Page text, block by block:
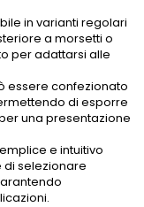
in varianti regolari
a morsetti o
per adattarsi alle
essere confezionato
di esporre
una presentazione
e intuitivo
di selezionare